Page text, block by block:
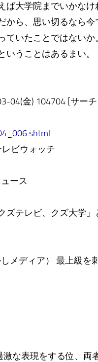
ば大学院までいかなけ
から、思い切るなら今
いたことではないか
うことはあるまい。
04(金) 104704 [サーチ
レビウォッチ
ース
ズテレビ、クズ大学」
メディア） 最上級を刺
激な表現をする位、両